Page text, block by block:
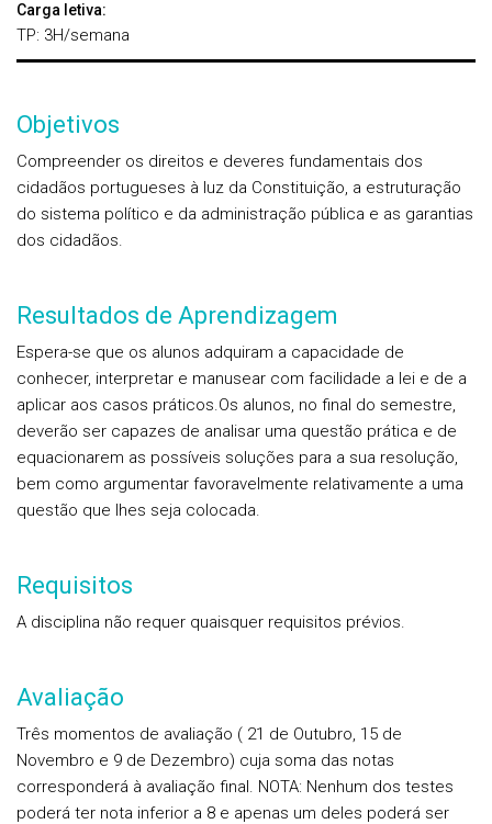
Carga letiva:
TP: 3H/semana
Objetivos
Compreender os direitos e deveres fundamentais dos
cidadãos portugueses à luz da Constituição, a estruturação
do sistema político e da administração pública e as garantias
dos cidadãos.
Resultados de Aprendizagem
Espera-se que os alunos adquiram a capacidade de
conhecer, interpretar e manusear com facilidade a lei e de a
aplicar aos casos práticos.Os alunos, no final do semestre,
deverão ser capazes de analisar uma questão prática e de
equacionarem as possíveis soluções para a sua resolução,
bem como argumentar favoravelmente relativamente a uma
questão que lhes seja colocada.
Requisitos
A disciplina não requer quaisquer requisitos prévios.
Avaliação
Três momentos de avaliação ( 21 de Outubro, 15 de
Novembro e 9 de Dezembro) cuja soma das notas
corresponderá à avaliação final. NOTA: Nenhum dos testes
poderá ter nota inferior a 8 e apenas um deles poderá ser